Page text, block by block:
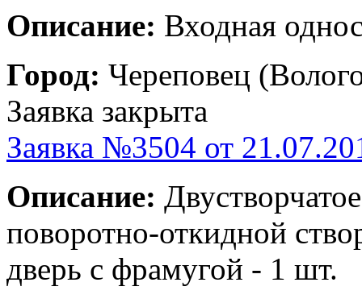
Описание: Входная
Город: Череповец
Заявка закрыта
Заявка №3504 от
Описание:
поворотно-откидной
дверь с фрамугой - 1 шт.